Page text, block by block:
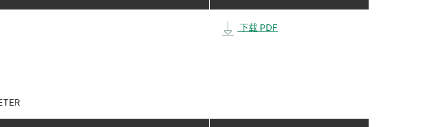
下载 PDF